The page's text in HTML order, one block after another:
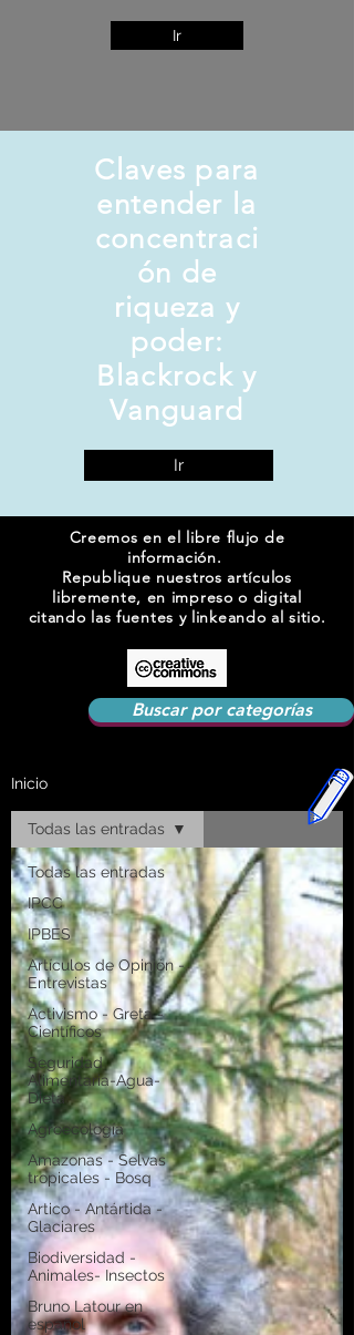
Ir
Claves para
entender la
concentraci
ón de
riqueza y
poder:
Blackrock y
Vanguard
Ir
Creemos en el libre flujo de
información.
Republique nuestros artículos
libremente, en impreso o digital
citando las fuentes y linkeando al sitio.
Buscar por categorías
Inicio
Todas las entradas
IPCC
IPBES
Artículos de Opinión -
Entrevistas
Activismo - Greta -
Científicos
Seguridad
Alimentaria-Agua-
Dieta
Agroecología
Amazonas - Selvas
tropicales - Bosq
Artico - Antártida -
Glaciares
Biodiversidad -
Animales- Insectos
Bruno Latour en
español
Todas las entradas